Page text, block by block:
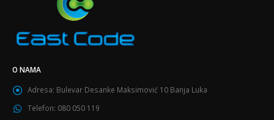
O NAMA
Adresa: Bulevar Desanke Maksimović 10 Banja Luka
Telefon: 080 050 119